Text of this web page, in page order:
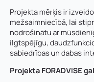
Projekta mērķis ir
mežsaimniecībā, lai
nodrošinātu ar
ilgtspējīgu,
sabiedrības un dabas
Projekta FORADVISE